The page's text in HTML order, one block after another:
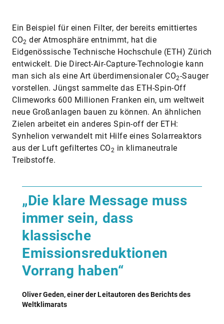
Ein Beispiel für einen Filter, der bereits emittiertes
CO2 der Atmosphäre entnimmt, hat die
Eidgenössische Technische Hochschule (ETH) Zürich
entwickelt. Die Direct-​Air-Capture-Technologie kann
man sich als eine Art überdimensionaler CO2-Sauger
vorstellen. Jüngst sammelte das ETH-Spin-Off
Climeworks 600 Millionen Franken ein, um weltweit
neue Großanlagen bauen zu können. An ähnlichen
Zielen arbeitet ein anderes ​Spin-off der ETH:
Synhelion verwandelt mit Hilfe eines Solarreaktors
aus der Luft gefiltertes CO2 in klimaneutrale
Treibstoffe.
„Die klare Message muss
immer sein, dass
klassische
Emissionsreduktionen
Vorrang haben“
Oliver Geden, einer der Leitautoren des Berichts des
Weltklimarats